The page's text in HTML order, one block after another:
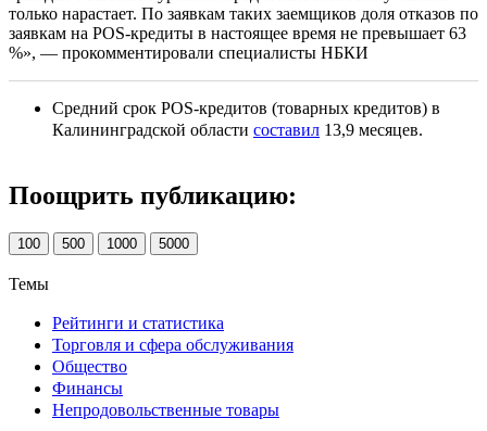
только нарастает. По заявкам таких заемщиков доля отказов по
заявкам на POS-кредиты в настоящее время не превышает 63
%», — прокомментировали специалисты НБКИ
Средний срок POS-кредитов (товарных кредитов) в
Калининградской области составил 13,9 месяцев.
Поощрить публикацию:
100 500 1000 5000
Темы
Рейтинги и статистика
Торговля и сфера обслуживания
Общество
Финансы
Непродовольственные товары